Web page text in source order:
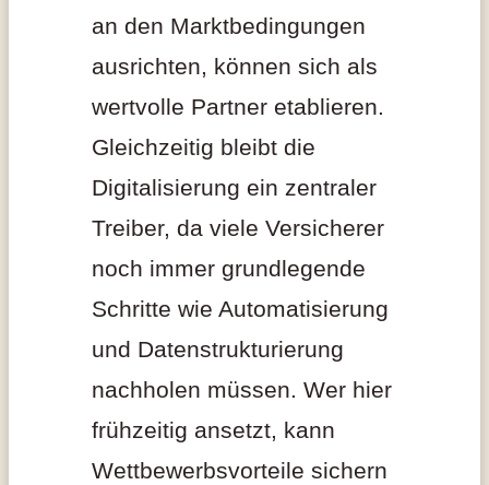
an den Marktbedingungen
ausrichten, können sich als
wertvolle Partner etablieren.
Gleichzeitig bleibt die
Digitalisierung ein zentraler
Treiber, da viele Versicherer
noch immer grundlegende
Schritte wie Automatisierung
und Datenstrukturierung
nachholen müssen. Wer hier
frühzeitig ansetzt, kann
Wettbewerbsvorteile sichern